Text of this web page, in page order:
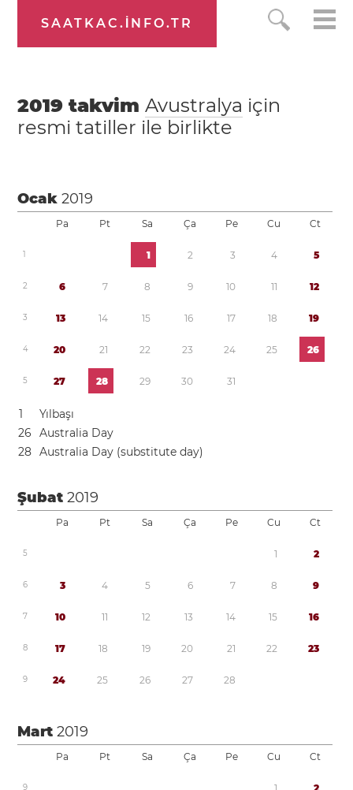
SAATKAC.INFO.TR
2019 takvimAvustralya için
resmi tatiller ile birlikte
Ocak2019
Pa Pt Sa Ça Pe Cu Ct
1 1 2 3 4 5
2 6 7 8 9 10 11 12
3 13 14 15 16 17 18 19
4 20 21 22 23 24 25 26
5 27 28 29 30 31
1
Yılbaşı
26
Australia Day
28 Australia Day (substitute day)
Şubat2019
Pa Pt Sa Ça Pe Cu Ct
5 1 2
6 3 4 5 6 7 8 9
7 10 11 12 13 14 15 16
8 17 18 19 20 21 22 23
9 24 25 26 27 28
Mart2019
Pa Pt Sa Ça Pe Cu Ct
9